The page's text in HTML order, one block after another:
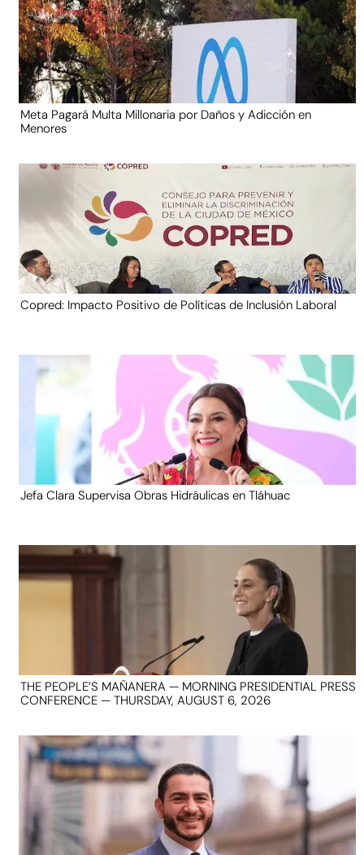
Meta Pagará Multa Millonaria por Daños y Adicción en
Menores
Copred: Impacto Positivo de Políticas de Inclusión Laboral
Jefa Clara Supervisa Obras Hidráulicas en Tláhuac
THE PEOPLE’S MAÑANERA — MORNING PRESIDENTIAL PRESS
CONFERENCE — THURSDAY, AUGUST 6, 2026